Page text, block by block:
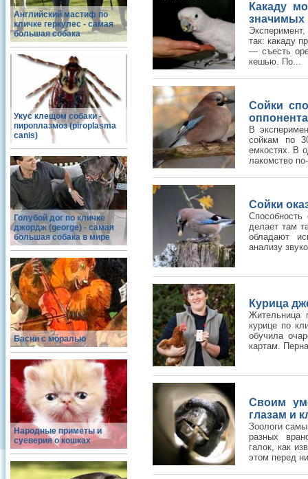
Английский мастиф по
кличке геркулес - самая
большая собака
Укус клещом собаки -
пироплазмоз (piroplasma
canis)
Голубой дог по кличке
джордж (george) - самая
большая собака в мире
Басни с моралью
Народные приметы и
суеверия о кошках
Какаду
значимых
так: какаду
— съесть
кешью. По...
Сойки
оппонента
В
сойкам по
емкостях. В
лакомство
Сойки
делает там
обладают
анализу
Курица
Жительница
курице по
обучила
картам.
Своим
глазам и
Зоологи
разных
галок, как
этом перед